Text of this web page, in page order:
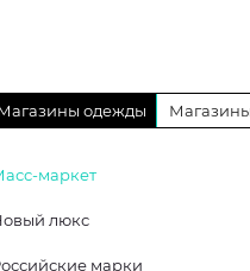
одежды
маркет
люкс
марки